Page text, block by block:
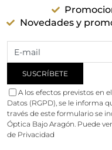
Novedades y
A los efectos previstos en
Datos (RGPD), se le informa
través de este formulario se
Óptica Bajo Aragón. Puede
de Privacidad